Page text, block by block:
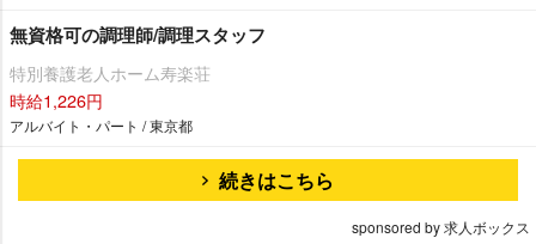
無資格可の調理師/調理スタッフ
特別養護老人ホーム寿楽荘
時給1,226円
アルバイト・パート / 東京都
続きはこちら
sponsored by 求人ボックス